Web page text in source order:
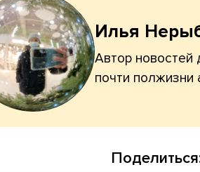
Илья
Автор новостей
почти полжизни